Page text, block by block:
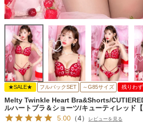
★SALE★ フルバックSET ～G85サイズ 残りわず
Melty Twinkle Heart Bra&Shorts/
ルハートブラ＆ショーツ/キューティレッド【
5.00（4） レビューを見る